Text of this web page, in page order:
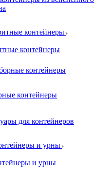
контейнеры
контейнеры
контейнеры
контейнеры
для контейнеров
и урны
и урны